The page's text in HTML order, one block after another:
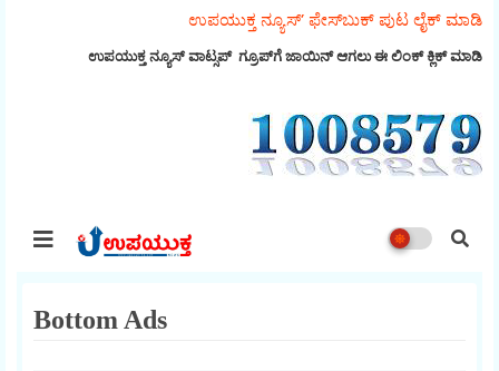
ಉಪಯುಕ್ತ ನ್ಯೂಸ್‌’ ಫೇಸ್‌ಬುಕ್ ಪುಟ ಲೈಕ್ ಮಾಡಿ
ಉಪಯುಕ್ತ ನ್ಯೂಸ್‌ ವಾಟ್ಸಪ್‌ ಗ್ರೂಪ್‌ಗೆ ಜಾಯಿನ್ ಆಗಲು ಈ ಲಿಂಕ್ ಕ್ಲಿಕ್ ಮಾಡಿ